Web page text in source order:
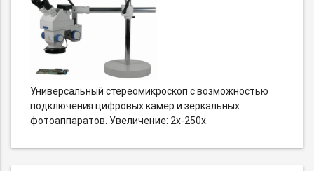
Универсальный стереомикроскоп с возможностью
подключения цифровых камер и зеркальных
фотоаппаратов. Увеличение: 2х-250х.